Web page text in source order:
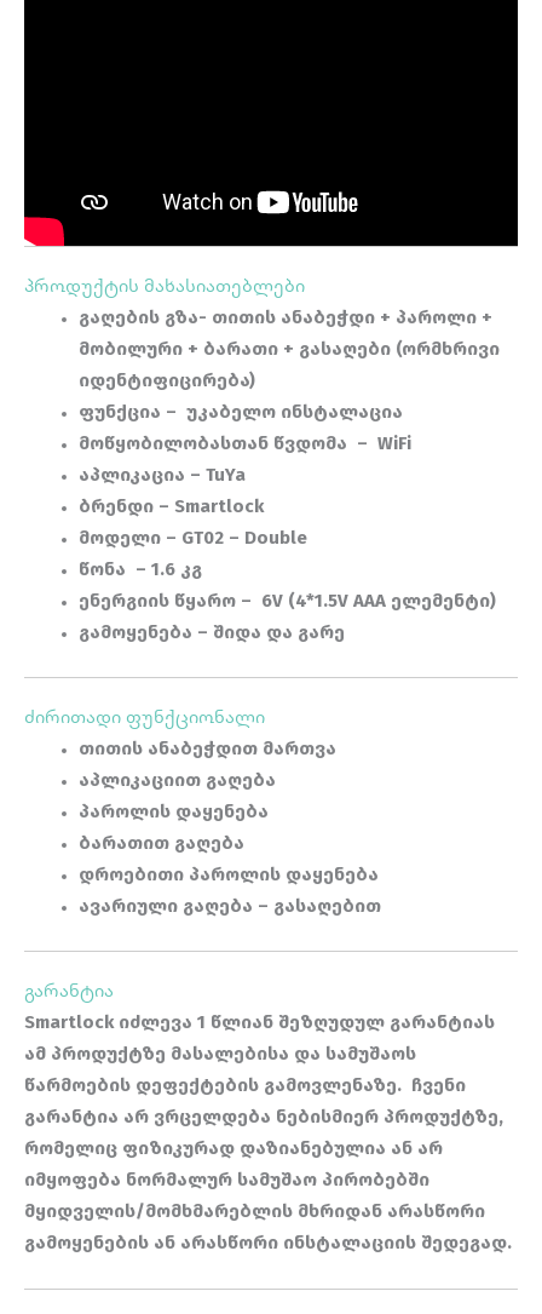
პროდუქტის მახასიათებლები
გაღების გზა- თითის ანაბეჭდი + პაროლი +
მობილური + ბარათი + გასაღები (ორმხრივი
იდენტიფიცირება)
ფუნქცია – უკაბელო ინსტალაცია
მოწყობილობასთან წვდომა – WiFi
აპლიკაცია – TuYa
ბრენდი – Smartlock
მოდელი – GT02 – Double
წონა – 1.6 კგ
ენერგიის წყარო – 6V (4*1.5V AAA ელემენტი)
გამოყენება – შიდა და გარე
ძირითადი ფუნქციონალი
თითის ანაბეჭდით მართვა
აპლიკაციით გაღება
პაროლის დაყენება
ბარათით გაღება
დროებითი პაროლის დაყენება
ავარიული გაღება – გასაღებით
გარანტია
Smartlock იძლევა 1 წლიან შეზღუდულ გარანტიას
ამ პროდუქტზე მასალებისა და სამუშაოს
წარმოების დეფექტების გამოვლენაზე. ჩვენი
გარანტია არ ვრცელდება ნებისმიერ პროდუქტზე,
რომელიც ფიზიკურად დაზიანებულია ან არ
იმყოფება ნორმალურ სამუშაო პირობებში
მყიდველის/მომხმარებლის მხრიდან არასწორი
გამოყენების ან არასწორი ინსტალაციის შედეგად.